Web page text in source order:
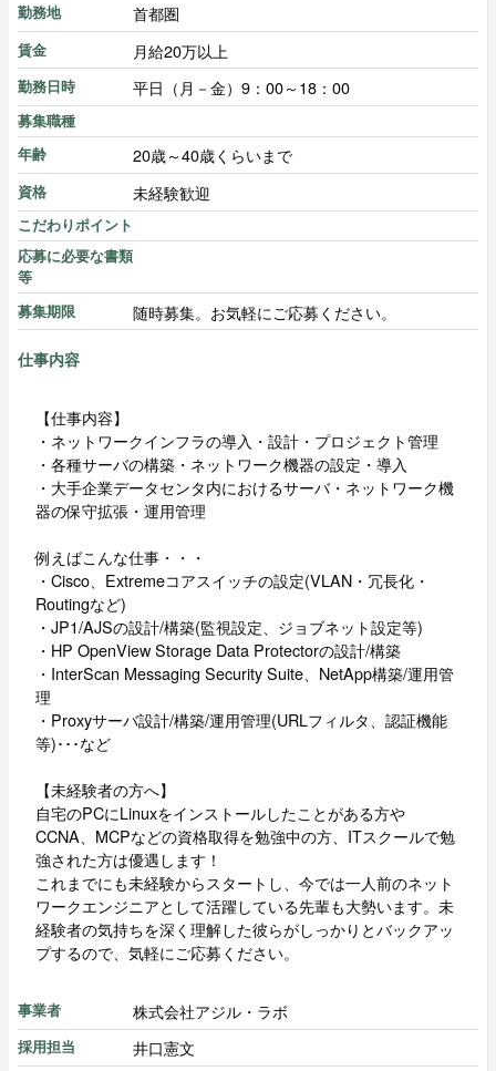
勤務地 首都圏
賃金 月給20万以上
勤務日時 平日（月－金）9：00～18：00
募集職種
年齢
20歳～40歳くらいまで
資格 未経験歓迎
こだわりポイント
応募に必要な書類
等
募集期限
随時募集。お気軽にご応募ください。
仕事内容
【仕事内容】
・ネットワークインフラの導入・設計・プロジェクト管理
・各種サーバの構築・ネットワーク機器の設定・導入
・大手企業データセンタ内におけるサーバ・ネットワーク機
器の保守拡張・運用管理
例えばこんな仕事・・・
・Cisco、Extremeコアスイッチの設定(VLAN・冗長化・
Routingなど)
・JP1/AJSの設計/構築(監視設定、ジョブネット設定等)
・HP OpenView Storage Data Protectorの設計/構築
・InterScan Messaging Security Suite、NetApp構築/運用管
理
・Proxyサーバ設計/構築/運用管理(URLフィルタ、認証機能
等)･･･など
【未経験者の方へ】
自宅のPCにLinuxをインストールしたことがある方や
CCNA、MCPなどの資格取得を勉強中の方、ITスクールで勉
強された方は優遇します！
これまでにも未経験からスタートし、今では一人前のネット
ワークエンジニアとして活躍している先輩も大勢います。未
経験者の気持ちを深く理解した彼らがしっかりとバックアッ
プするので、気軽にご応募ください。
事業者 株式会社アジル・ラボ
採用担当 井口憲文